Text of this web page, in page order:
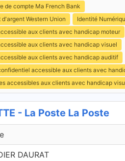
de compte Ma French Bank
d'argent Western Union
Identité
aux clients avec handicap moteur
aux clients avec handicap visuel
aux clients avec handicap auditif
accessible aux clients avec
accessibles aux clients avec handicap
- La Poste La Poste
DAURAT